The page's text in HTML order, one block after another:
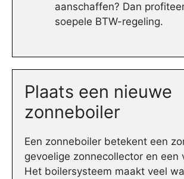
aanschaffen? Dan
soepele BTW-regeling.
Plaats een nieuwe
zonneboiler
Een zonneboiler betekent een
gevoelige zonnecollector en een
Het boilersysteem maakt veel